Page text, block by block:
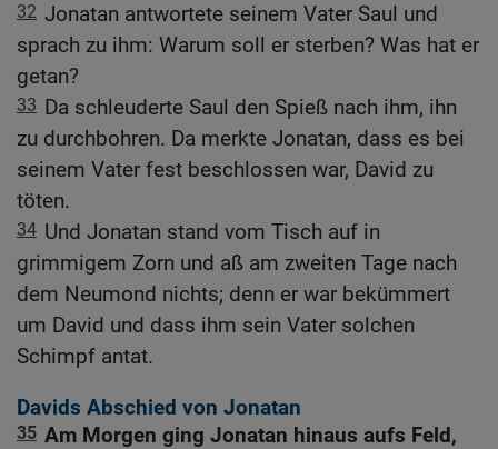
32 Jonatan antwortete seinem Vater Saul und
sprach zu ihm: Warum soll er sterben? Was hat er
getan?
33 Da schleuderte Saul den Spieß nach ihm, ihn
zu durchbohren. Da merkte Jonatan, dass es bei
seinem Vater fest beschlossen war, David zu
töten.
34 Und Jonatan stand vom Tisch auf in
grimmigem Zorn und aß am zweiten Tage nach
dem Neumond nichts; denn er war bekümmert
um David und dass ihm sein Vater solchen
Schimpf antat.
Davids Abschied von Jonatan
35 Am Morgen ging Jonatan hinaus aufs Feld,